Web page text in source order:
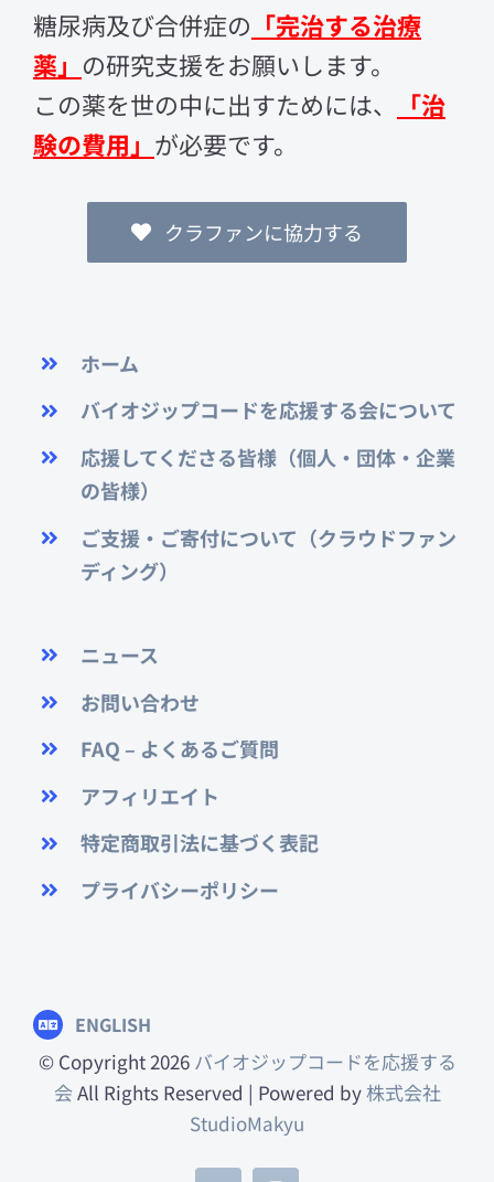
糖尿病及び合併症の 「完治する治療
薬」 の研究支援をお願いします。
この薬を世の中に出すためには、
「治
験の費用」 が必要です。
クラファンに協力する
ホーム
バイオジップコードを応援する会について
応援してくださる皆様（個人・団体・企業
の皆様）
ご支援・ご寄付について（クラウドファン
ディング）
ニュース
お問い合わせ
FAQ – よくあるご質問
アフィリエイト
特定商取引法に基づく表記
プライバシーポリシー
ENGLISH
© Copyright 2026バイオジップコードを応援する
会All Rights Reserved | Powered by株式会社
StudioMakyu